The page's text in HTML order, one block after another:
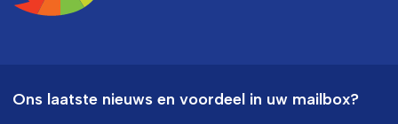
Ons laatste nieuws en voordeel in uw mailbox?